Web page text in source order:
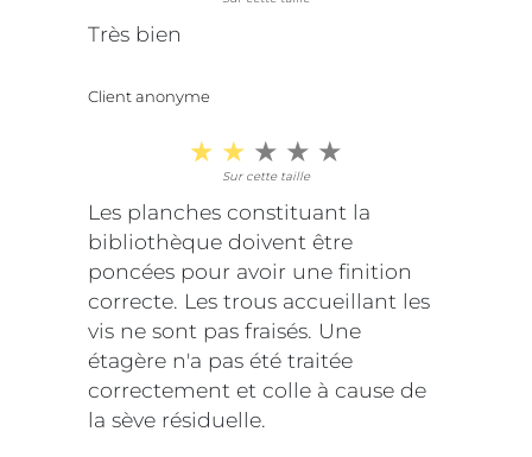
Très bien
Client anonyme
Sur cette taille
Les planches constituant la
bibliothèque doivent être
poncées pour avoir une finition
correcte. Les trous accueillant les
vis ne sont pas fraisés. Une
étagère n'a pas été traitée
correctement et colle à cause de
la sève résiduelle.